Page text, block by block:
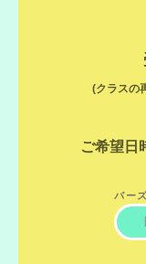
(クラスの
ご希望日
バー